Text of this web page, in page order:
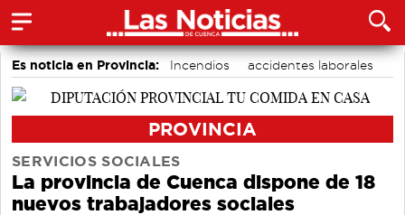
Es noticia en Provincia: Incendios
accidentes laborales
Medio Ambiente
PROVINCIA
SERVICIOS SOCIALES
La provincia de Cuenca dispone de 18
nuevos trabajadores sociales